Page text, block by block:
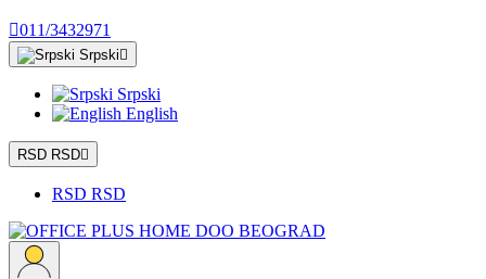
011/3432971
Srpski 
Srpski
English
RSD RSD
RSD RSD